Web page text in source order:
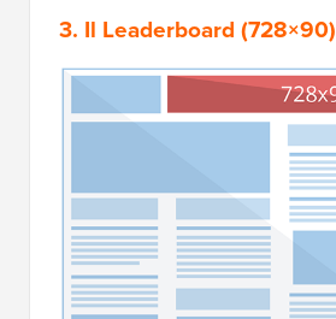
3. Il Leaderboard (728×90)